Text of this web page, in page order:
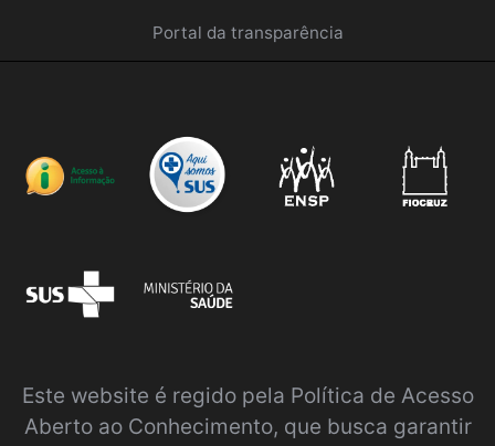
Portal da transparência
Este website é regido pela Política de Acesso
Aberto ao Conhecimento, que busca garantir